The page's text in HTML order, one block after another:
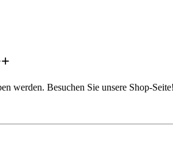
werden. Besuchen Sie unsere Shop-Seite!